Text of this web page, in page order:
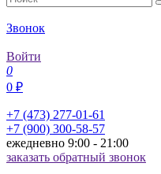
Звонок
Войти
0
0 ₽
+7 (473) 277-01-61
+7 (900) 300-58-57
ежедневно 9:00 - 21:00
заказать обратный звонок